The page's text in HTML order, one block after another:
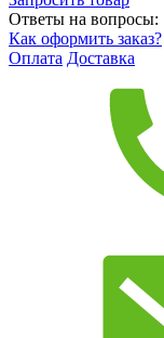
Ответы на вопросы:
Как оформить заказ?
Оплата Доставка